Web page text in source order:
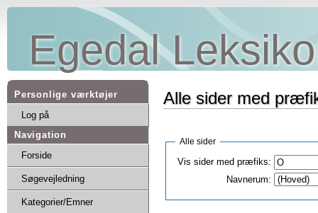
Egedal
Personlige værktøjer
Log på
Navigation
Forside
Søgevejledning
Kategorier/Emner
Alle sider med
Alle sider
Vis sider med præfiks:
Navnerum: